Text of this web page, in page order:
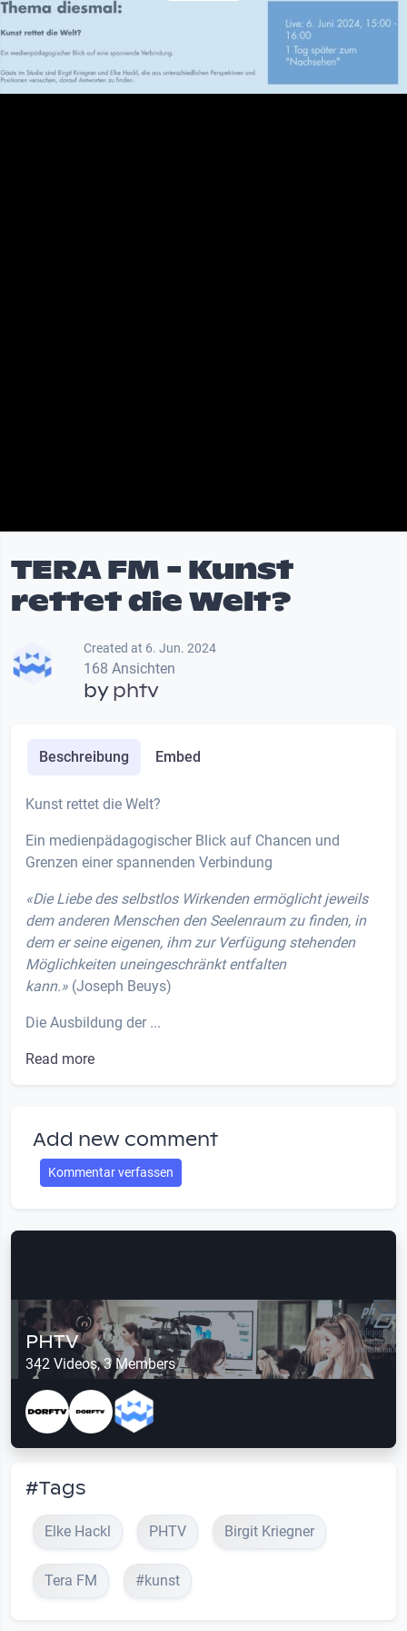
TERA FM - Kunst
rettet die Welt?
Created at 6. Jun. 2024
168 Ansichten
byphtv
Beschreibung Embed
Kunst rettet die Welt?
Ein medienpädagogischer Blick auf Chancen und
Grenzen einer spannenden Verbindung
«Die Liebe des selbstlos Wirkenden ermöglicht jeweils
dem anderen Menschen den Seelenraum zu finden, in
dem er seine eigenen, ihm zur Verfügung stehenden
Möglichkeiten uneingeschränkt entfalten
kann.» (Joseph Beuys)
Die Ausbildung der ...
Read more
Add new comment
Kommentar verfassen
PHTV
342 Videos, 3 Members
#Tags
Elke Hackl PHTV Birgit Kriegner
Tera FM #kunst